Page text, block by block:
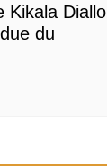
Kikala Diallo
du